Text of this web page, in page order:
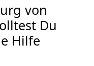
von
Du
Hilfe